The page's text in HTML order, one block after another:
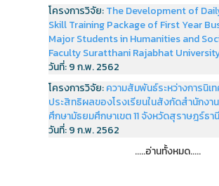
โครงการวิจัย:The Development of
Skill Training Package of First Year
Major Students in Humanities and
Faculty Suratthani Rajabhat
วันที่:9 ก.พ. 2562
โครงการวิจัย:ความสัมพันธ์ระหว่างการนิเ
ประสิทธิผลของโรงเรียนในสังกัดสำนักงา
ศึกษามัธยมศึกษาเขต 11 จังหวัดสุราษฎร์ธานี
วันที่:9 ก.พ. 2562
.....อ่านทั้งหมด.....